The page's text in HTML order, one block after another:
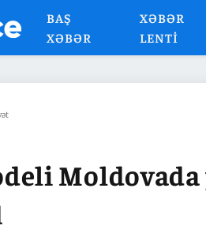
BAŞ
XƏBƏR
XƏBƏR
LENTI